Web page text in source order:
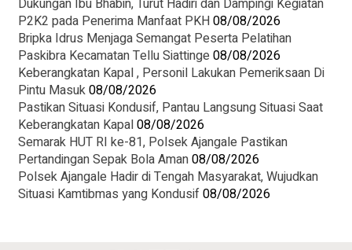
Dukungan Ibu Bhabin, Turut Hadiri dan Dampingi Kegiatan
P2K2 pada Penerima Manfaat PKH08/08/2026
Bripka Idrus Menjaga Semangat Peserta Pelatihan
Paskibra Kecamatan Tellu Siattinge08/08/2026
Keberangkatan Kapal , Personil Lakukan Pemeriksaan Di
Pintu Masuk08/08/2026
Pastikan Situasi Kondusif, Pantau Langsung Situasi Saat
Keberangkatan Kapal08/08/2026
Semarak HUT RI ke-81, Polsek Ajangale Pastikan
Pertandingan Sepak Bola Aman08/08/2026
Polsek Ajangale Hadir di Tengah Masyarakat, Wujudkan
Situasi Kamtibmas yang Kondusif08/08/2026